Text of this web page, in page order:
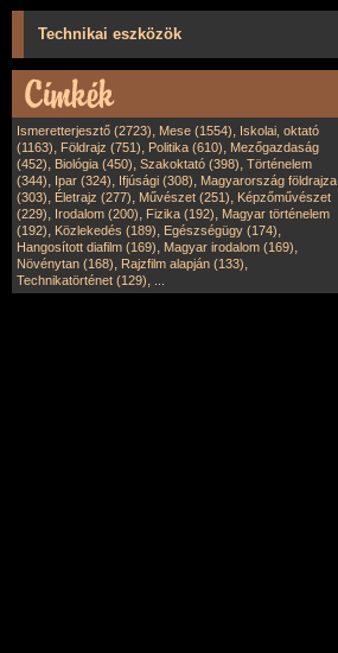
Technikai eszközök
Ismeretterjesztő (2723), Mese (1554), Iskolai, oktató
(1163), Földrajz (751), Politika (610), Mezőgazdaság
(452), Biológia (450), Szakoktató (398), Történelem
(344), Ipar (324), Ifjúsági (308), Magyarország földrajza
(303), Életrajz (277), Művészet (251), Képzőművészet
(229), Irodalom (200), Fizika (192), Magyar történelem
(192), Közlekedés (189), Egészségügy (174),
Hangosított diafilm (169), Magyar irodalom (169),
Növénytan (168), Rajzfilm alapján (133),
Technikatörténet (129),